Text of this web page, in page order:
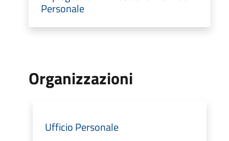
Personale
Organizzazioni
Ufficio Personale